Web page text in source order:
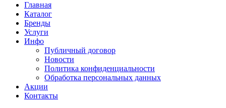
Главная
Каталог
Бренды
Услуги
Инфо
Публичный договор
Новости
Политика конфиденциальности
Обработка персональных данных
Акции
Контакты